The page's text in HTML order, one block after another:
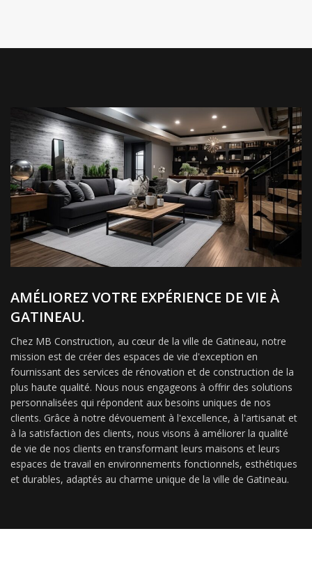
AMÉLIOREZ VOTRE EXPÉRIENCE DE VIE À
GATINEAU.
Chez MB Construction, au cœur de la ville de Gatineau, notre
mission est de créer des espaces de vie d'exception en
fournissant des services de rénovation et de construction de la
plus haute qualité. Nous nous engageons à offrir des solutions
personnalisées qui répondent aux besoins uniques de nos
clients. Grâce à notre dévouement à l'excellence, à l'artisanat et
à la satisfaction des clients, nous visons à améliorer la qualité
de vie de nos clients en transformant leurs maisons et leurs
espaces de travail en environnements fonctionnels, esthétiques
et durables, adaptés au charme unique de la ville de Gatineau.